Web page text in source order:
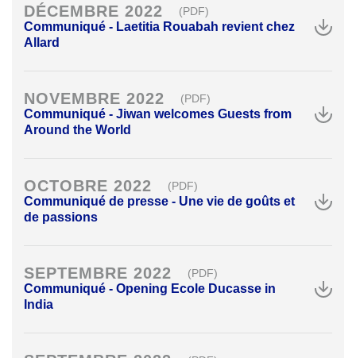
DÉCEMBRE 2022
Communiqué - Laetitia Rouabah revient chez
Allard
(PDF)
NOVEMBRE 2022
Communiqué - Jiwan welcomes Guests from
Around the World
(PDF)
OCTOBRE 2022
Communiqué de presse - Une vie de goûts et
de passions
(PDF)
SEPTEMBRE 2022
Communiqué - Opening Ecole Ducasse in
India
(PDF)